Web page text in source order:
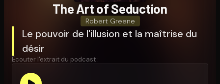
The Art of Seduction
Robert Greene
Le pouvoir de l'illusion et la maîtrise du
désir
Écouter l'extrait du podcast :